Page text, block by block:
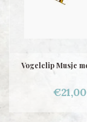
Vogelclip Musje
€21,00